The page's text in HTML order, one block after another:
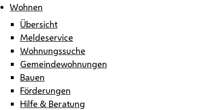
Wohnen
Übersicht
Meldeservice
Wohnungssuche
Gemeindewohnungen
Bauen
Förderungen
Hilfe & Beratung